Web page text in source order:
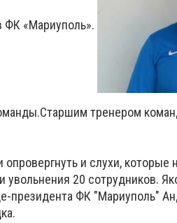
ФК «Мариуполь».
тренером
и слухи, которые
увольнения 20 сотрудников.
президента ФК "Мариуполь"